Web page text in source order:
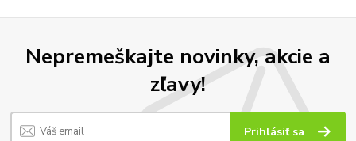
Nepremeškajte novinky, akcie a
zľavy!
Prihlásiť sa